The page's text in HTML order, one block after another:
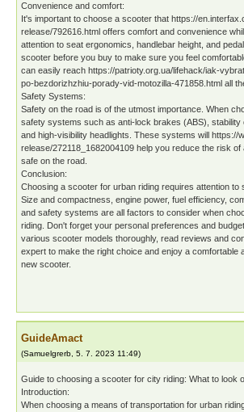
Convenience and comfort:
It's important to choose a scooter that https://
release/792616.html offers comfort and convenience
attention to seat ergonomics, handlebar height, and
scooter before you buy to make sure you feel
can easily reach https://patrioty.org.ua/lifehack/iak-
po-bezdorizhzhiu-porady-vid-motozilla-471858.html all
Safety Systems:
Safety on the road is of the utmost importance. When
safety systems such as anti-lock brakes (ABS), stability
and high-visibility headlights. These systems will https://
release/272118_1682004109 help you reduce the risk
safe on the road.
Conclusion:
Choosing a scooter for urban riding requires attention to
Size and compactness, engine power, fuel efficiency,
and safety systems are all factors to consider when
riding. Don't forget your personal preferences and
various scooter models thoroughly, read reviews and
expert to make the right choice and enjoy a comfortable
new scooter.
GuideAmact
(Samuelgrerb 5. 7. 2023 11:49)
Guide to choosing a scooter for city riding: What to look
Introduction:
When choosing a means of transportation for urban